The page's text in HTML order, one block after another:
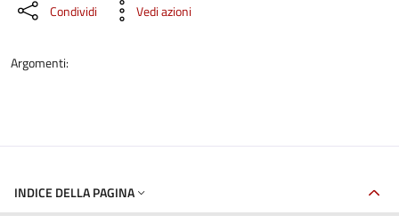
Condividi Vedi azioni
Argomenti:
INDICE DELLA PAGINA